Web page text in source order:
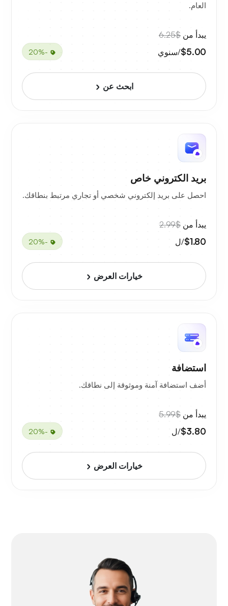
العام.
يبدأ من $6.25
$5.00/سنوي -20%
ابحث عن
بريد الكتروني خاص
احصل على بريد إلكتروني شخصي أو تجاري مرتبط بنطاقك.
يبدأ من $2.99
$1.80/ل -20%
خيارات العرض
استضافة
أضف استضافة آمنة وموثوقة إلى نطاقك.
يبدأ من $5.99
$3.80/ل -20%
خيارات العرض